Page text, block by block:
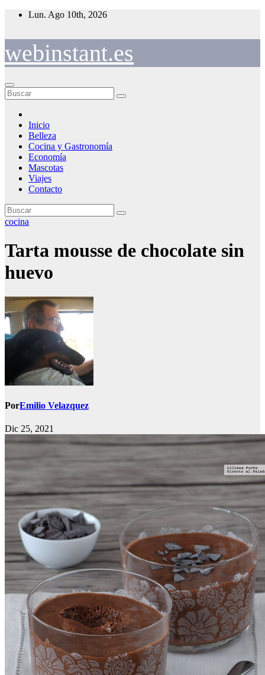
Saltar
Lun. Ago 10th, 2026
webinstant.es
Inicio
Belleza
Cocina y Gastronomía
Economía
Mascotas
Viajes
Contacto
cocina
Tarta mousse de chocolate sin
huevo
PorEmilio Velazquez
Dic 25, 2021